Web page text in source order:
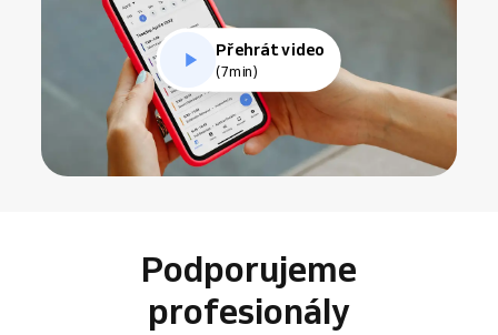
Přehrát video
(7min)
Podporujeme
profesionály